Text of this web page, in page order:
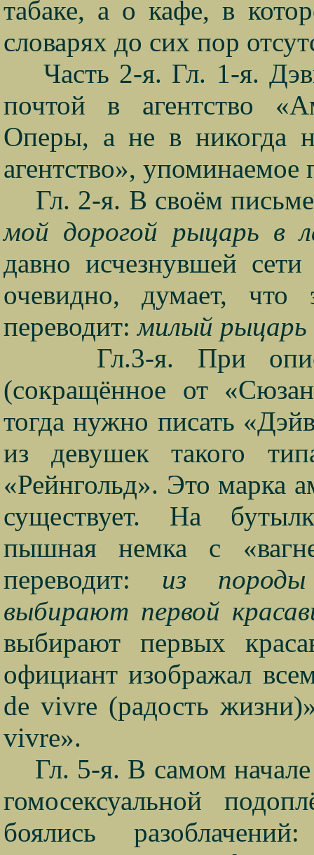
табаке, а о кафе, в
словарях до сих пор
Часть 2-я. Гл. 1-я.
почтой в агентство
Оперы, а не в никогда
агентство»,
Гл. 2-я. В своём
мой дорогой рыцарь в
давно исчезнувшей
очевидно, думает, что
переводит:милый рыцарь
Гл.3-я. При
(сокращённое от
тогда нужно писать
из девушек такого
«Рейнгольд». Это марка
существует. На
пышная немка с
переводит: из
выбирают первой
выбирают первых
официант изображал
de vivre (радость
vivre».
Гл. 5-я. В самом
гомосексуальной
боялись